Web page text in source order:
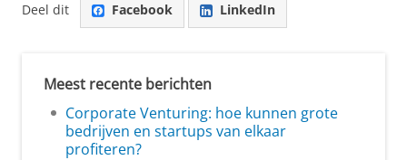
Deel dit Facebook LinkedIn
Meest recente berichten
Corporate Venturing: hoe kunnen grote
bedrijven en startups van elkaar
profiteren?